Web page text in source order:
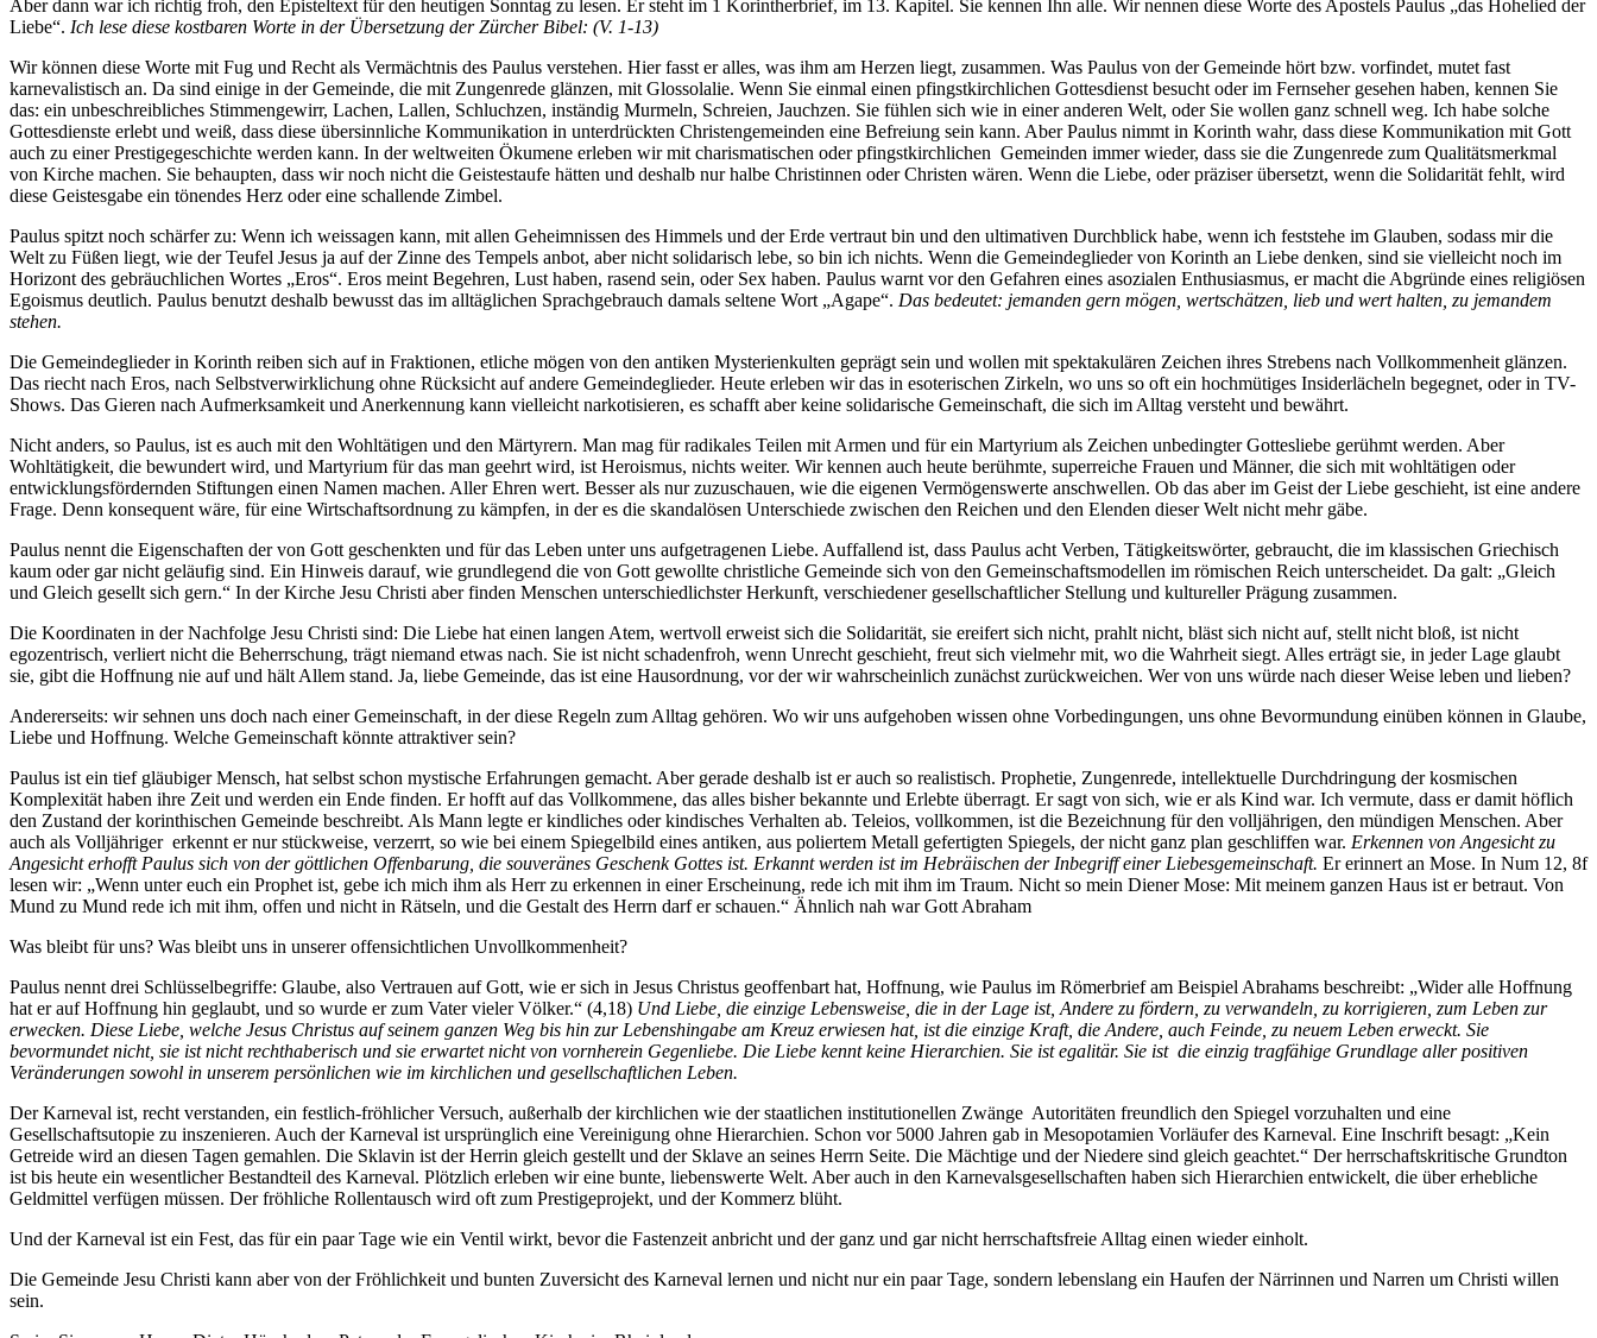
Aber dann war ich richtig froh, den Episteltext für den heutigen Sonntag zu lesen. Er steht im 1 Korintherbrief, im 13. Kapitel. Sie kennen Ihn alle. Wir nennen diese Worte des Apostels Paulus „das Hohelied der
Liebe“. Ich lese diese kostbaren Worte in der Übersetzung der Zürcher Bibel: (V. 1-13)
Wir können diese Worte mit Fug und Recht als Vermächtnis des Paulus verstehen. Hier fasst er alles, was ihm am Herzen liegt, zusammen. Was Paulus von der Gemeinde hört bzw. vorfindet, mutet fast
karnevalistisch an. Da sind einige in der Gemeinde, die mit Zungenrede glänzen, mit Glossolalie. Wenn Sie einmal einen pfingstkirchlichen Gottesdienst besucht oder im Fernseher gesehen haben, kennen Sie
das: ein unbeschreibliches Stimmengewirr, Lachen, Lallen, Schluchzen, inständig Murmeln, Schreien, Jauchzen. Sie fühlen sich wie in einer anderen Welt, oder Sie wollen ganz schnell weg. Ich habe solche
Gottesdienste erlebt und weiß, dass diese übersinnliche Kommunikation in unterdrückten Christengemeinden eine Befreiung sein kann. Aber Paulus nimmt in Korinth wahr, dass diese Kommunikation mit Gott
auch zu einer Prestigegeschichte werden kann. In der weltweiten Ökumene erleben wir mit charismatischen oder pfingstkirchlichen Gemeinden immer wieder, dass sie die Zungenrede zum Qualitätsmerkmal
von Kirche machen. Sie behaupten, dass wir noch nicht die Geistestaufe hätten und deshalb nur halbe Christinnen oder Christen wären. Wenn die Liebe, oder präziser übersetzt, wenn die Solidarität fehlt, wird
diese Geistesgabe ein tönendes Herz oder eine schallende Zimbel.
Paulus spitzt noch schärfer zu: Wenn ich weissagen kann, mit allen Geheimnissen des Himmels und der Erde vertraut bin und den ultimativen Durchblick habe, wenn ich feststehe im Glauben, sodass mir die
Welt zu Füßen liegt, wie der Teufel Jesus ja auf der Zinne des Tempels anbot, aber nicht solidarisch lebe, so bin ich nichts. Wenn die Gemeindeglieder von Korinth an Liebe denken, sind sie vielleicht noch im
Horizont des gebräuchlichen Wortes „Eros“. Eros meint Begehren, Lust haben, rasend sein, oder Sex haben. Paulus warnt vor den Gefahren eines asozialen Enthusiasmus, er macht die Abgründe eines religiösen
Egoismus deutlich. Paulus benutzt deshalb bewusst das im alltäglichen Sprachgebrauch damals seltene Wort „Agape“. Das bedeutet: jemanden gern mögen, wertschätzen, lieb und wert halten, zu jemandem
stehen.
Die Gemeindeglieder in Korinth reiben sich auf in Fraktionen, etliche mögen von den antiken Mysterienkulten geprägt sein und wollen mit spektakulären Zeichen ihres Strebens nach Vollkommenheit glänzen.
Das riecht nach Eros, nach Selbstverwirklichung ohne Rücksicht auf andere Gemeindeglieder. Heute erleben wir das in esoterischen Zirkeln, wo uns so oft ein hochmütiges Insiderlächeln begegnet, oder in TV-
Shows. Das Gieren nach Aufmerksamkeit und Anerkennung kann vielleicht narkotisieren, es schafft aber keine solidarische Gemeinschaft, die sich im Alltag versteht und bewährt.
Nicht anders, so Paulus, ist es auch mit den Wohltätigen und den Märtyrern. Man mag für radikales Teilen mit Armen und für ein Martyrium als Zeichen unbedingter Gottesliebe gerühmt werden. Aber
Wohltätigkeit, die bewundert wird, und Martyrium für das man geehrt wird, ist Heroismus, nichts weiter. Wir kennen auch heute berühmte, superreiche Frauen und Männer, die sich mit wohltätigen oder
entwicklungsfördernden Stiftungen einen Namen machen. Aller Ehren wert. Besser als nur zuzuschauen, wie die eigenen Vermögenswerte anschwellen. Ob das aber im Geist der Liebe geschieht, ist eine andere
Frage. Denn konsequent wäre, für eine Wirtschaftsordnung zu kämpfen, in der es die skandalösen Unterschiede zwischen den Reichen und den Elenden dieser Welt nicht mehr gäbe.
Paulus nennt die Eigenschaften der von Gott geschenkten und für das Leben unter uns aufgetragenen Liebe. Auffallend ist, dass Paulus acht Verben, Tätigkeitswörter, gebraucht, die im klassischen Griechisch
kaum oder gar nicht geläufig sind. Ein Hinweis darauf, wie grundlegend die von Gott gewollte christliche Gemeinde sich von den Gemeinschaftsmodellen im römischen Reich unterscheidet. Da galt: „Gleich
und Gleich gesellt sich gern.“ In der Kirche Jesu Christi aber finden Menschen unterschiedlichster Herkunft, verschiedener gesellschaftlicher Stellung und kultureller Prägung zusammen.
Die Koordinaten in der Nachfolge Jesu Christi sind: Die Liebe hat einen langen Atem, wertvoll erweist sich die Solidarität, sie ereifert sich nicht, prahlt nicht, bläst sich nicht auf, stellt nicht bloß, ist nicht
egozentrisch, verliert nicht die Beherrschung, trägt niemand etwas nach. Sie ist nicht schadenfroh, wenn Unrecht geschieht, freut sich vielmehr mit, wo die Wahrheit siegt. Alles erträgt sie, in jeder Lage glaubt
sie, gibt die Hoffnung nie auf und hält Allem stand. Ja, liebe Gemeinde, das ist eine Hausordnung, vor der wir wahrscheinlich zunächst zurückweichen. Wer von uns würde nach dieser Weise leben und lieben?
Andererseits: wir sehnen uns doch nach einer Gemeinschaft, in der diese Regeln zum Alltag gehören. Wo wir uns aufgehoben wissen ohne Vorbedingungen, uns ohne Bevormundung einüben können in Glaube,
Liebe und Hoffnung. Welche Gemeinschaft könnte attraktiver sein?
Paulus ist ein tief gläubiger Mensch, hat selbst schon mystische Erfahrungen gemacht. Aber gerade deshalb ist er auch so realistisch. Prophetie, Zungenrede, intellektuelle Durchdringung der kosmischen
Komplexität haben ihre Zeit und werden ein Ende finden. Er hofft auf das Vollkommene, das alles bisher bekannte und Erlebte überragt. Er sagt von sich, wie er als Kind war. Ich vermute, dass er damit höflich
den Zustand der korinthischen Gemeinde beschreibt. Als Mann legte er kindliches oder kindisches Verhalten ab. Teleios, vollkommen, ist die Bezeichnung für den volljährigen, den mündigen Menschen. Aber
auch als Volljähriger erkennt er nur stückweise, verzerrt, so wie bei einem Spiegelbild eines antiken, aus poliertem Metall gefertigten Spiegels, der nicht ganz plan geschliffen war. Erkennen von Angesicht zu
Angesicht erhofft Paulus sich von der göttlichen Offenbarung, die souveränes Geschenk Gottes ist. Erkannt werden ist im Hebräischen der Inbegriff einer Liebesgemeinschaft. Er erinnert an Mose. In Num 12, 8f
lesen wir: „Wenn unter euch ein Prophet ist, gebe ich mich ihm als Herr zu erkennen in einer Erscheinung, rede ich mit ihm im Traum. Nicht so mein Diener Mose: Mit meinem ganzen Haus ist er betraut. Von
Mund zu Mund rede ich mit ihm, offen und nicht in Rätseln, und die Gestalt des Herrn darf er schauen.“ Ähnlich nah war Gott Abraham
Was bleibt für uns? Was bleibt uns in unserer offensichtlichen Unvollkommenheit?
Paulus nennt drei Schlüsselbegriffe: Glaube, also Vertrauen auf Gott, wie er sich in Jesus Christus geoffenbart hat, Hoffnung, wie Paulus im Römerbrief am Beispiel Abrahams beschreibt: „Wider alle Hoffnung
hat er auf Hoffnung hin geglaubt, und so wurde er zum Vater vieler Völker.“ (4,18) Und Liebe, die einzige Lebensweise, die in der Lage ist, Andere zu fördern, zu verwandeln, zu korrigieren, zum Leben zur
erwecken. Diese Liebe, welche Jesus Christus auf seinem ganzen Weg bis hin zur Lebenshingabe am Kreuz erwiesen hat, ist die einzige Kraft, die Andere, auch Feinde, zu neuem Leben erweckt. Sie
bevormundet nicht, sie ist nicht rechthaberisch und sie erwartet nicht von vornherein Gegenliebe. Die Liebe kennt keine Hierarchien. Sie ist egalitär. Sie ist die einzig tragfähige Grundlage aller positiven
Veränderungen sowohl in unserem persönlichen wie im kirchlichen und gesellschaftlichen Leben.
Der Karneval ist, recht verstanden, ein festlich-fröhlicher Versuch, außerhalb der kirchlichen wie der staatlichen institutionellen Zwänge Autoritäten freundlich den Spiegel vorzuhalten und eine
Gesellschaftsutopie zu inszenieren. Auch der Karneval ist ursprünglich eine Vereinigung ohne Hierarchien. Schon vor 5000 Jahren gab in Mesopotamien Vorläufer des Karneval. Eine Inschrift besagt: „Kein
Getreide wird an diesen Tagen gemahlen. Die Sklavin ist der Herrin gleich gestellt und der Sklave an seines Herrn Seite. Die Mächtige und der Niedere sind gleich geachtet.“ Der herrschaftskritische Grundton
ist bis heute ein wesentlicher Bestandteil des Karneval. Plötzlich erleben wir eine bunte, liebenswerte Welt. Aber auch in den Karnevalsgesellschaften haben sich Hierarchien entwickelt, die über erhebliche
Geldmittel verfügen müssen. Der fröhliche Rollentausch wird oft zum Prestigeprojekt, und der Kommerz blüht.
Und der Karneval ist ein Fest, das für ein paar Tage wie ein Ventil wirkt, bevor die Fastenzeit anbricht und der ganz und gar nicht herrschaftsfreie Alltag einen wieder einholt.
Die Gemeinde Jesu Christi kann aber von der Fröhlichkeit und bunten Zuversicht des Karneval lernen und nicht nur ein paar Tage, sondern lebenslang ein Haufen der Närrinnen und Narren um Christi willen
sein.